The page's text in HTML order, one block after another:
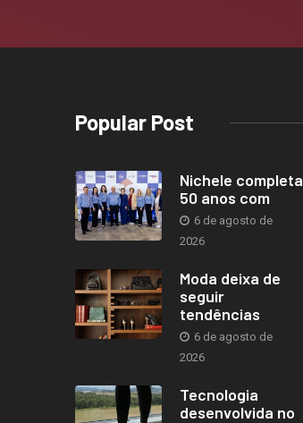
Popular Post
Nichele completa
50 anos com
6 de agosto de
2026
Moda deixa de
seguir
tendências
6 de agosto de
2026
Tecnologia
desenvolvida no